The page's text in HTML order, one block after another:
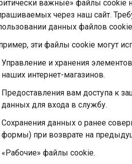
важные» файлы cookie
через наш сайт.
данных файлов
эти файлы cookie могут
Управление и хранения
наших интернет-магазинов.
Предоставления вам доступа к
данных для входа в службу.
Сохранения данных о ранее
формы) при возврате на
«Рабочие» файлы cookie.